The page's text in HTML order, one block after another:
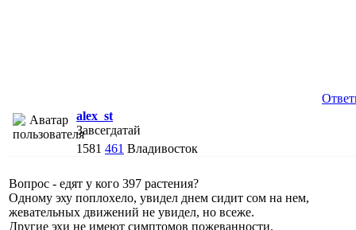
alex_st
Завсегдатай
1581 461 Владивосток
Вопрос - едят у кого 397 растения?
Одному эху поплохело, увидел днем сидит сом на нем,
жевательных движений не увидел, но всеже.
Другие эхи не имеют симптомов пожеванности.